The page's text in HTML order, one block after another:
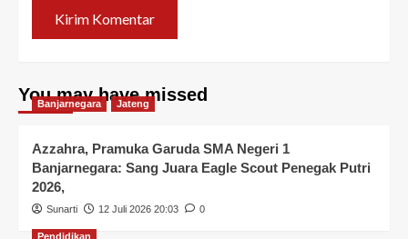
You may have missed
Banjarnegara Jateng
Azzahra, Pramuka Garuda SMA Negeri 1
Banjarnegara: Sang Juara Eagle Scout Penegak Putri
2026,
Sunarti 12 Juli 2026 20:03 0
Pendidikan